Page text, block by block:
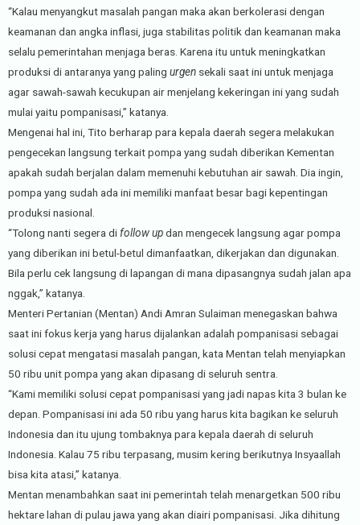
“Kalau menyangkut masalah pangan maka akan berkolerasi dengan
keamanan dan angka inflasi, juga stabilitas politik dan keamanan maka
selalu pemerintahan menjaga beras. Karena itu untuk meningkatkan
produksi di antaranya yang paling urgen sekali saat ini untuk menjaga
agar sawah-sawah kecukupan air menjelang kekeringan ini yang sudah
mulai yaitu pompanisasi,” katanya.
Mengenai hal ini, Tito berharap para kepala daerah segera melakukan
pengecekan langsung terkait pompa yang sudah diberikan Kementan
apakah sudah berjalan dalam memenuhi kebutuhan air sawah. Dia ingin,
pompa yang sudah ada ini memiliki manfaat besar bagi kepentingan
produksi nasional.
“Tolong nanti segera difollow updan mengecek langsung agar pompa
yang diberikan ini betul-betul dimanfaatkan, dikerjakan dan digunakan.
Bila perlu cek langsung di lapangan di mana dipasangnya sudah jalan apa
nggak,” katanya.
Menteri Pertanian (Mentan) Andi Amran Sulaiman menegaskan bahwa
saat ini fokus kerja yang harus dijalankan adalah pompanisasi sebagai
solusi cepat mengatasi masalah pangan, kata Mentan telah menyiapkan
50 ribu unit pompa yang akan dipasang di seluruh sentra.
“Kami memiliki solusi cepat pompanisasi yang jadi napas kita 3 bulan ke
depan. Pompanisasi ini ada 50 ribu yang harus kita bagikan ke seluruh
Indonesia dan itu ujung tombaknya para kepala daerah di seluruh
Indonesia. Kalau 75 ribu terpasang, musim kering berikutnya Insyaallah
bisa kita atasi,” katanya.
Mentan menambahkan saat ini pemerintah telah menargetkan 500 ribu
hektare lahan di pulau jawa yang akan diairi pompanisasi. Jika dihitung